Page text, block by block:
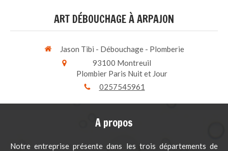
ART DÉBOUCHAGE À ARPAJON
Jason Tibi - Débouchage - Plomberie
93100 Montreuil
Plombier Paris Nuit et Jour
0257545961
A propos
Notre entreprise présente dans les trois départements de